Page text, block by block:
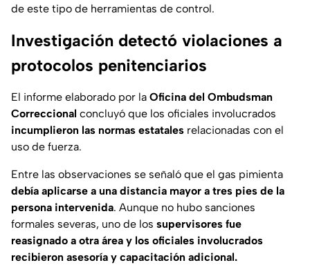
de este tipo de herramientas de control.
Investigación detectó violaciones a
protocolos penitenciarios
El informe elaborado por la Oficina del Ombudsman
Correccional concluyó que los oficiales involucrados
incumplieron las normas estatales relacionadas con el
uso de fuerza.
Entre las observaciones se señaló que el gas pimienta
debía aplicarse a una distancia mayor a tres pies de la
persona intervenida. Aunque no hubo sanciones
formales severas, uno de los supervisores fue
reasignado a otra área y los oficiales involucrados
recibieron asesoría y capacitación adicional.